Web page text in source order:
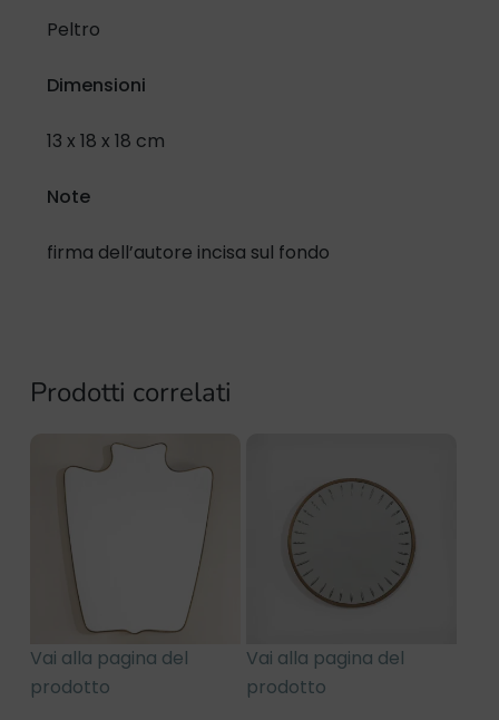
Peltro
Dimensioni
13 x 18 x 18 cm
Note
firma dell’autore incisa sul fondo
Prodotti correlati
Vai alla pagina del
prodotto
Vai alla pagina del
prodotto